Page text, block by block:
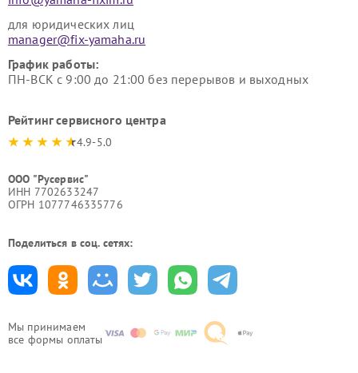
Мы принимаем
все формы оплаты
для юридических лиц
manager@fix-yamaha.ru
График работы:
ПН-ВСК с 9:00 до 21:00 без перерывов и выходных
Рейтинг сервисного центра
4.9-5.0
ООО "Русервис"
ИНН 7702633247
ОГРН 1077746335776
Поделиться в соц. сетях: